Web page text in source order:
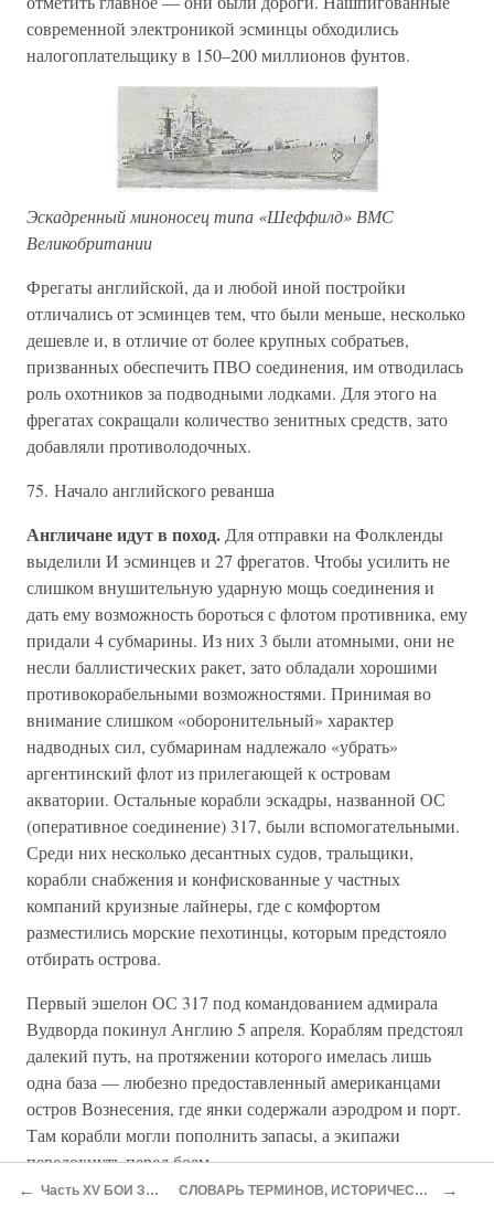
современной электроникой эсминцы обходились
налогоплательщику в 150–200 миллионов фунтов.
Эскадренный миноносец типа «Шеффилд» ВМС
Великобритании
Фрегаты английской, да и любой иной постройки
отличались от эсминцев тем, что были меньше, несколько
дешевле и, в отличие от более крупных собратьев,
призванных обеспечить ПВО соединения, им отводилась
роль охотников за подводными лодками. Для этого на
фрегатах сокращали количество зенитных средств, зато
добавляли противолодочных.
75. Начало английского реванша
Англичане идут в поход. Для отправки на Фолкленды
выделили И эсминцев и 27 фрегатов. Чтобы усилить не
слишком внушительную ударную мощь соединения и
дать ему возможность бороться с флотом противника, ему
придали 4 субмарины. Из них 3 были атомными, они не
несли баллистических ракет, зато обладали хорошими
противокорабельными возможностями. Принимая во
внимание слишком «оборонительный» характер
надводных сил, субмаринам надлежало «убрать»
аргентинский флот из прилегающей к островам
акватории. Остальные корабли эскадры, названной ОС
(оперативное соединение) 317, были вспомогательными.
Среди них несколько десантных судов, тральщики,
корабли снабжения и конфискованные у частных
компаний круизные лайнеры, где с комфортом
разместились морские пехотинцы, которым предстояло
отбирать острова.
Первый эшелон ОС 317 под командованием адмирала
Вудворда покинул Англию 5 апреля. Кораблям предстоял
далекий путь, на протяжении которого имелась лишь
одна база — любезно предоставленный американцами
остров Вознесения, где янки содержали аэродром и порт.
Там корабли могли пополнить запасы, а экипажи
передохнуть перед боем.
← Часть XV БОИ ЗА САНТА-КЛАРУ СЛОВАРЬ ТЕРМИНОВ, ИСТОРИЧЕСКИХ ПОНЯТИЙ И НАЗВАНИЙ →